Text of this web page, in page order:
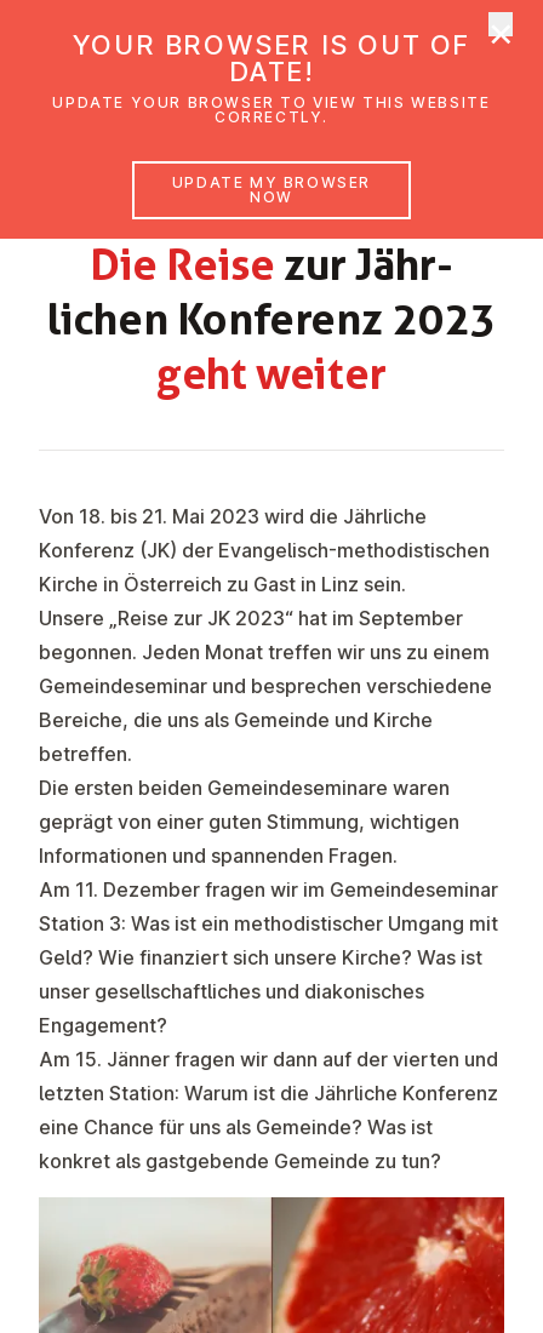
Die Reise zur Jähr­
lichen Konferenz 2023
geht weiter
GEMEINDEBRIEF LINZ NOVEMBER 2022 -
JÄNNER 2023
Von 18. bis 21. Mai 2023 wird die Jährliche
Konferenz (JK) der Evangelisch-methodistischen
Kirche in Österreich zu Gast in Linz sein.
Unsere „Reise zur JK 2023“ hat im September
begonnen. Jeden Monat treffen wir uns zu einem
Gemeindeseminar und besprechen verschiedene
Bereiche, die uns als Gemeinde und Kirche
betreffen.
Die ersten beiden Gemeindeseminare waren
geprägt von einer guten Stimmung, wichtigen
Informationen und spannenden Fragen.
Am 11. Dezember fragen wir im Gemeindeseminar
Station 3: Was ist ein methodistischer Umgang mit
Geld? Wie finanziert sich unsere Kirche? Was ist
unser gesellschaftliches und diakonisches
Engagement?
Am 15. Jänner fragen wir dann auf der vierten und
letzten Station: Warum ist die Jährliche Konferenz
eine Chance für uns als Gemeinde? Was ist
konkret als gastgebende Gemeinde zu tun?
YOUR BROWSER IS OUT OF
DATE!
UPDATE YOUR BROWSER TO VIEW THIS WEBSITE
CORRECTLY.
UPDATE MY BROWSER
NOW
×